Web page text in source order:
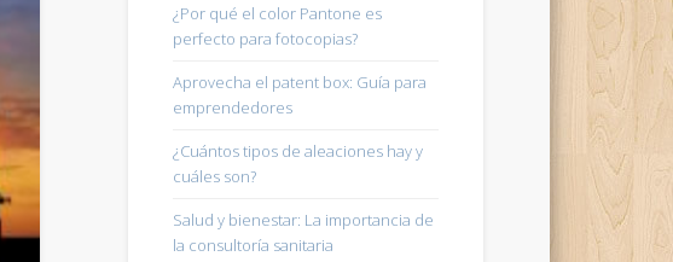
¿Por qué el color Pantone es
perfecto para fotocopias?
Aprovecha el patent box: Guía para
emprendedores
¿Cuántos tipos de aleaciones hay y
cuáles son?
Salud y bienestar: La importancia de
la consultoría sanitaria